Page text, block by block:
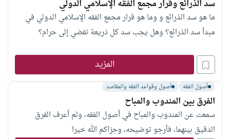
سد الذرائع وقرار مجمع الفقه الإسلامي الدولي
ما هو سد الذرائع و وما هو قرار مجمع الفقه الإسلامي الدولي في
مبدأ سد الذرائع؟ وهل يجب سد كل ذريعة تفضي إلى حرام؟
المزيد
أصول الفقه أصول وقواعد الفقه والمقاصد
الفرق بين المندوب والمباح
سمعت عن المندوب والمباح في أصول الفقه، ولم أعرف الفرق
الدقيق بينهما، فأرجو توضيحه، وجزاكم الله خيرا